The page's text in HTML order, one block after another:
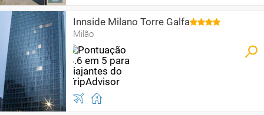
Innside Milano Torre Galfa
Milão